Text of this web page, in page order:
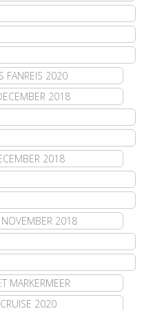
FANREIS 2020
2018
2018
2018
MARKERMEER
2020